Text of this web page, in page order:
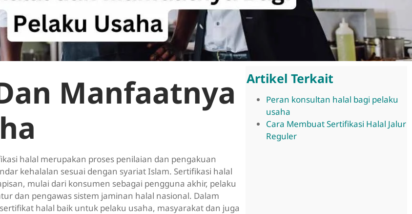
Manfaatnya
halal merupakan proses penilaian dan pengakuan
kehalalan sesuai dengan syariat Islam. Sertifikasi halal
mulai dari konsumen sebagai pengguna akhir, pelaku
dan pengawas sistem jaminan halal nasional. Dalam
halal baik untuk pelaku usaha, masyarakat dan juga
Artikel Terkait
Peran konsultan halal bagi pelaku
usaha
Cara Membuat Sertifikasi Halal Jalur
Reguler